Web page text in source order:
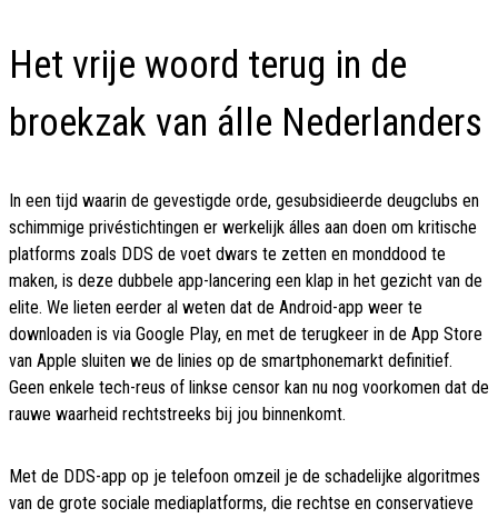
Het vrije woord terug in de
broekzak van álle Nederlanders
In een tijd waarin de gevestigde orde, gesubsidieerde deugclubs en
schimmige privéstichtingen er werkelijk álles aan doen om kritische
platforms zoals DDS de voet dwars te zetten en monddood te
maken, is deze dubbele app-lancering een klap in het gezicht van de
elite. We lieten eerder al weten dat de Android-app weer te
downloaden is via Google Play, en met de terugkeer in de App Store
van Apple sluiten we de linies op de smartphonemarkt definitief.
Geen enkele tech-reus of linkse censor kan nu nog voorkomen dat de
rauwe waarheid rechtstreeks bij jou binnenkomt.
Met de DDS-app op je telefoon omzeil je de schadelijke algoritmes
van de grote sociale mediaplatforms, die rechtse en conservatieve